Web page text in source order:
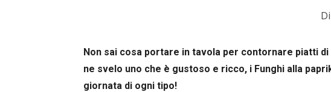
Di
Non sai cosa portare in tavola per contornare piatti
ne svelo uno che è gustoso e ricco, i Funghi alla
giornata di ogni tipo!